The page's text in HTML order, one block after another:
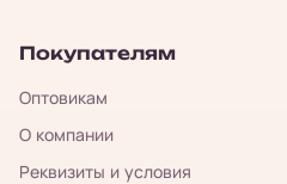
Покупателям
Оптовикам
О компании
Реквизиты и условия